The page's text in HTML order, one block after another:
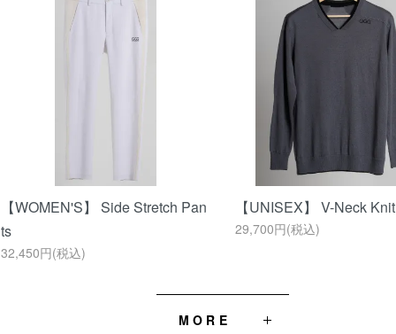
【WOMEN'S】 Side Stretch Pan
ts
32,450円(税込)
【UNISEX】 V-Neck Knit
29,700円(税込)
MORE